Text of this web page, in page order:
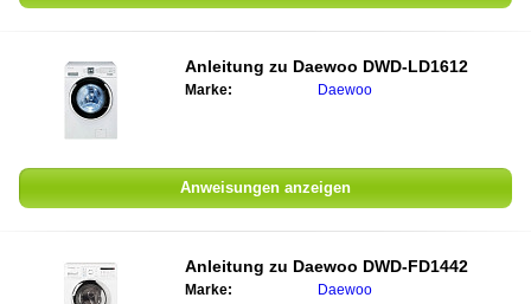
Anleitung zu Daewoo DWD-LD1612
Marke: Daewoo
Anweisungen anzeigen
Anleitung zu Daewoo DWD-FD1442
Marke: Daewoo